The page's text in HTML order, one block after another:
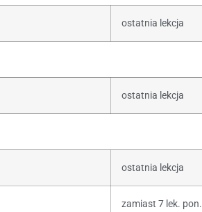
ostatnia lekcja
ostatnia lekcja
ostatnia lekcja
zamiast 7 lek. pon.